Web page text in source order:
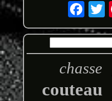
chasse
couteau